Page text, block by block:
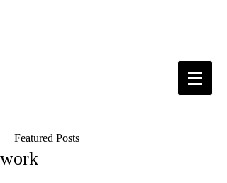
Featured Posts
work